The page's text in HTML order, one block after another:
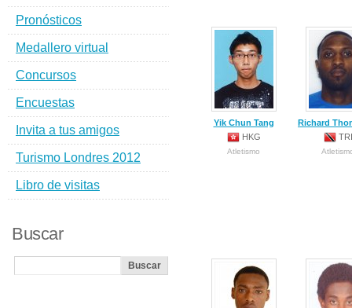
Yik Chun Tang
HKG
Atletismo
Richard
TRI
Pronósticos
Medallero virtual
Concursos
Encuestas
Invita a tus amigos
Turismo Londres 2012
Libro de visitas
Buscar